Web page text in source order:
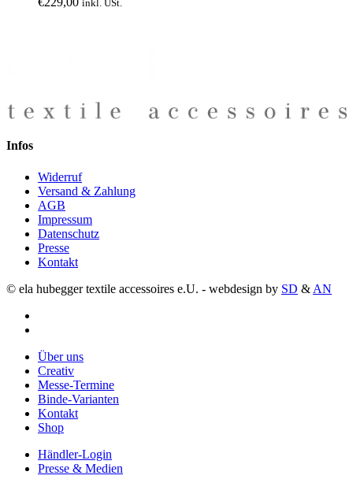
inkl. USt.
Infos
Widerruf
Versand & Zahlung
AGB
Impressum
Datenschutz
Presse
Kontakt
© ela hubegger textile accessoires e.U. - webdesign by SD & AN
Close
Menu
Über uns
Creativ
Messe-Termine
Binde-Varianten
Kontakt
Shop
Händler-Login
Presse & Medien